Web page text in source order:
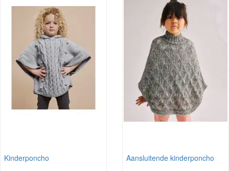
Kinderponcho Aansluitende kinderponcho